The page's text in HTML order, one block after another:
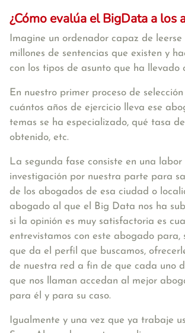
¿Cómo evalúa el BigData a los
Imagine un ordenador capaz de leerse
millones de sentencias que existen y
con los tipos de asunto que ha llevado
En nuestro primer proceso de
cuántos años de ejercicio lleva ese
temas se ha especializado, qué tasa
obtenido, etc.
La segunda fase consiste en una labor
investigación por nuestra parte para
de los abogados de esa ciudad o
abogado al que el Big Data nos ha
si la opinión es muy satisfactoria es
entrevistamos con este abogado para,
que da el perfil que buscamos,
de nuestra red a fin de que cada uno
que nos llaman accedan al mejor
para él y para su caso.
Igualmente y una vez que ya trabaje